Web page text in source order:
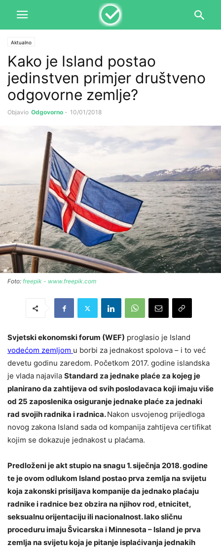
Aktualno
Kako je Island postao
jedinstven primjer društveno
odgovorne zemlje?
Objavio Odgovorno - 10/01/2018
Foto: freepik - www.freepik.com
Svjetski ekonomski forum (WEF) proglasio je Island
vodećom zemljom u borbi za jednakost spolova – i to već
devetu godinu zaredom. Početkom 2017. godine islandska
je vlada najavila Standard za jednake plaćeza kojeg je
planirano da zahtijeva od svih poslodavaca koji imaju više
od 25 zaposlenika osiguranje jednake plaće za jednaki
rad svojih radnika i radnica.Nakon usvojenog prijedloga
novog zakona Island sada od kompanija zahtijeva certifikat
kojim se dokazuje jednakost u plaćama.
Predloženi je akt stupio na snagu1. siječnja 2018. godine
te je ovom odlukom Island postao prva zemlja na svijetu
koja zakonski prisiljava kompanije da jednako plaćaju
radnike i radnice bez obzira na njihov rod, etnicitet,
seksualnu orijentaciju ili nacionalnost. Iako sličnu
proceduru imaju Švicarska i Minnesota – Island je prva
zemlja na svijetu koja je pitanje isplaćivanja jednakih